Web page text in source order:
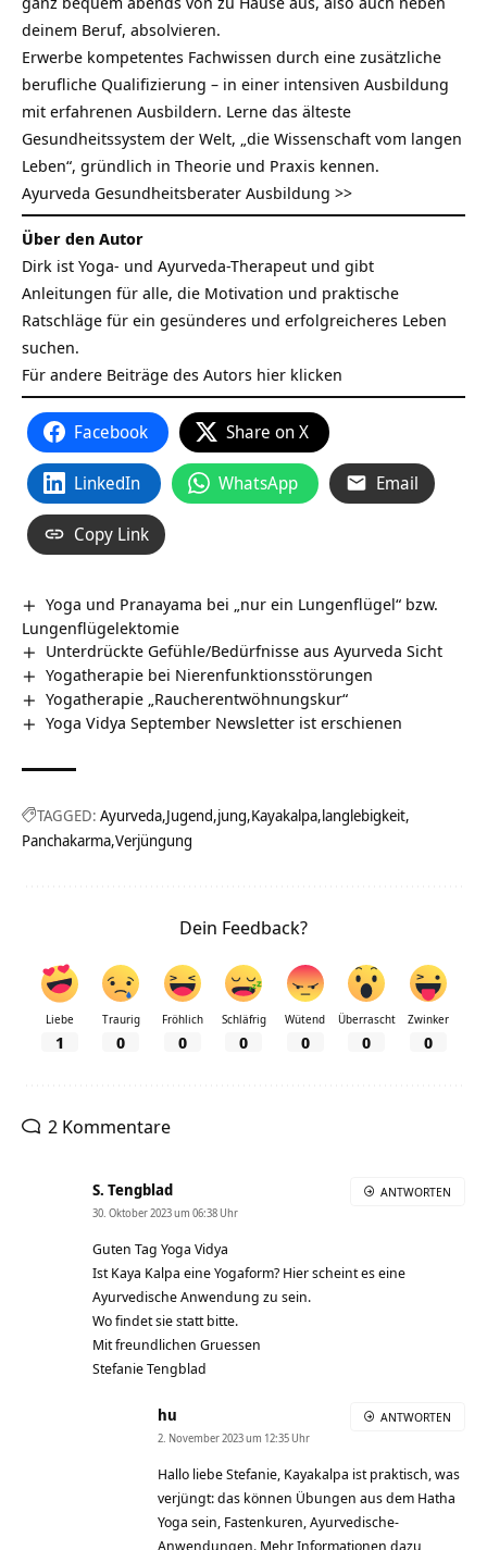
deinem Beruf, absolvieren.
Erwerbe kompetentes Fachwissen durch eine zusätzliche
berufliche Qualifizierung – in einer intensiven Ausbildung
mit erfahrenen Ausbildern. Lerne das älteste
Gesundheitssystem der Welt, „die Wissenschaft vom langen
Leben“, gründlich in Theorie und Praxis kennen.
Ayurveda Gesundheitsberater Ausbildung >>
Über den Autor
Dirk ist Yoga- und Ayurveda-Therapeut und gibt
Anleitungen für alle, die Motivation und praktische
Ratschläge für ein gesünderes und erfolgreicheres Leben
suchen.
Für andere Beiträge des Autors hier klicken
Facebook Share on X
LinkedIn WhatsApp Email
Copy Link
Yoga und Pranayama bei „nur ein Lungenflügel“ bzw.
Lungenflügelektomie
Unterdrückte Gefühle/Bedürfnisse aus Ayurveda Sicht
Yogatherapie bei Nierenfunktionsstörungen
Yogatherapie „Raucherentwöhnungskur“
Yoga Vidya September Newsletter ist erschienen
TAGGED: Ayurveda Jugend jung Kayakalpa langlebigkeit
Panchakarma Verjüngung
Dein Feedback?
Liebe
1
Traurig
0
Fröhlich
0
Schläfrig
0
Wütend
0
Überrascht
0
Zwinker
0
2 Kommentare
S. Tengblad
30. Oktober 2023 um 06:38 Uhr
Guten Tag Yoga Vidya
Ist Kaya Kalpa eine Yogaform? Hier scheint es eine
Ayurvedische Anwendung zu sein.
Wo findet sie statt bitte.
Mit freundlichen Gruessen
Stefanie Tengblad
ANTWORTEN
hu
2. November 2023 um 12:35 Uhr
Hallo liebe Stefanie, Kayakalpa ist praktisch, was
verjüngt: das können Übungen aus dem Hatha
Yoga sein, Fastenkuren, Ayurvedische-
Anwendungen. Mehr Informationen dazu
ANTWORTEN